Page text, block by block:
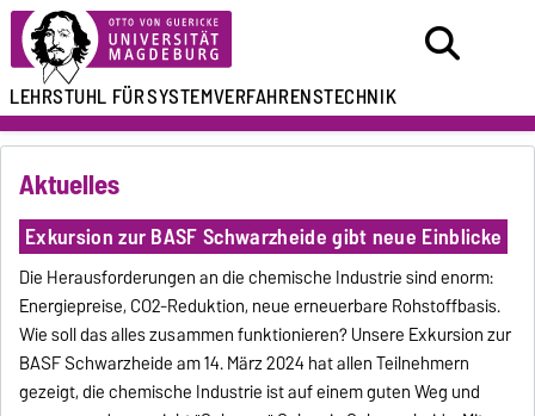
LEHRSTUHL FÜRSYSTEMVERFAHRENSTECHNIK
Aktuelles
Exkursion zur BASF Schwarzheide gibt neue Einblicke
Die Herausforderungen an die chemische Industrie sind enorm:
Energiepreise, CO2-Reduktion, neue erneuerbare Rohstoffbasis.
Wie soll das alles zusammen funktionieren? Unsere Exkursion zur
BASF Schwarzheide am 14. März 2024 hat allen Teilnehmern
gezeigt, die chemische Industrie ist auf einem guten Weg und